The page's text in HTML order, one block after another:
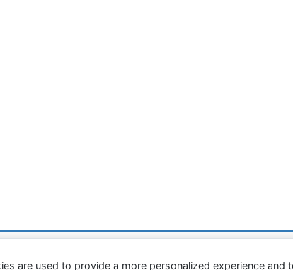
are used to provide a more personalized experience and